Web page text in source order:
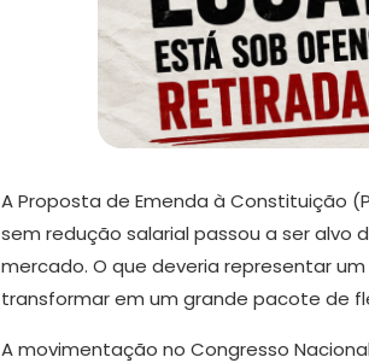
A Proposta de Emenda à Constituição
sem redução salarial passou a ser
mercado. O que deveria representar
transformar em um grande pacote de
A movimentação no Congresso